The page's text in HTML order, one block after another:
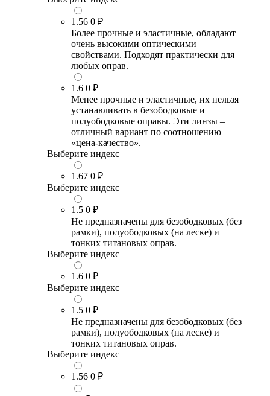
1.56 0 ₽
Более прочные и эластичные, обладают
очень высокими оптическими
свойствами. Подходят практически для
любых оправ.
1.6 0 ₽
Менее прочные и эластичные, их нельзя
устанавливать в безободковые и
полуободковые оправы. Эти линзы –
отличный вариант по соотношению
«цена-качество».
Выберите индекс
1.67 0 ₽
Выберите индекс
1.5 0 ₽
Не предназначены для безободковых (без
рамки), полуободковых (на леске) и
тонких титановых оправ.
Выберите индекс
1.6 0 ₽
Выберите индекс
1.5 0 ₽
Не предназначены для безободковых (без
рамки), полуободковых (на леске) и
тонких титановых оправ.
Выберите индекс
1.56 0 ₽